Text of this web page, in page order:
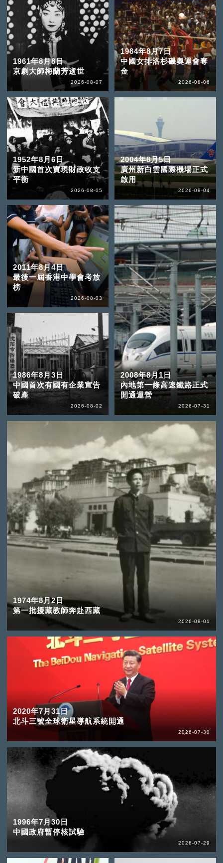
1961年8月8日
京劇大師梅蘭芳逝世
2026-08-07
1984年8月7日
中國女排洛杉磯奧運會奪
金
2026-08-06
1952年8月6日
新中國首次實現財政收支
平衡
2026-08-05
2004年8月5日
廣州新白雲國際機場正式
啟用
2026-08-04
2011年8月4日
最後一屆香港中學會考放
榜
2026-08-03
1986年8月3日
中國首次有國有企業宣告
破產
2026-08-02
1974年8月2日
第一批援藏教師奔赴西藏
2026-08-01
2008年8月1日
內地第一條高速鐵路正式
開通運營
2026-07-31
2020年7月31日
北斗三號全球衛星導航系統開通
2026-07-30
1996年7月30日
中國政府暫停核試驗
2026-07-29